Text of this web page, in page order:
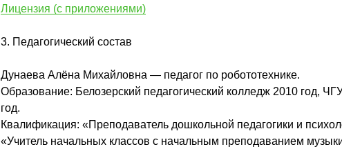
Лицензия (с приложениями)
3. Педагогический состав
Дунаева Алёна Михайловна — педагог по робототехнике.
Образование: Белозерский педагогический колледж 2010 год,
год.
Квалификация: «Преподаватель дошкольной педагогики и
«Учитель начальных классов с начальным преподаванием